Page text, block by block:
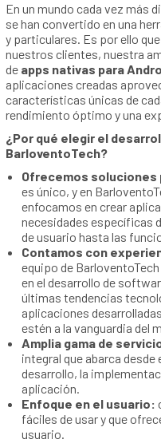
En un mundo cada vez más
se han convertido en una
y particulares. Es por ello
nuestros clientes, nuestra
de apps nativas para
aplicaciones creadas
características únicas de
rendimiento óptimo y una
¿Por qué elegir el
BarloventoTech?
Ofrecemos soluciones
es único, y en
enfocamos en crear
necesidades específicas
de usuario hasta las
Contamos con
equipo de
en el desarrollo de
últimas tendencias
aplicaciones
estén a la vanguardia del
Amplia gama de
integral que abarca
desarrollo, la
aplicación.
Enfoque en el usuario:
fáciles de usar y que
usuario.